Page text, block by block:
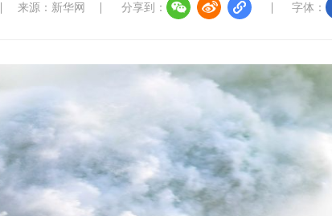
来源：新华网 分享到： 字体：